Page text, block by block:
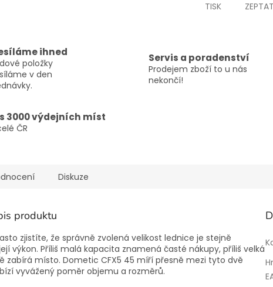
TISK
ihned
položky
v den
Servis a poradenství
Prodejem zboží to u nás
nekončí!
3000 výdejních míst
ČR
Diskuze
produktu
zjistíte, že správně zvolená velikost lednice je stejně
výkon. Příliš malá kapacita znamená časté nákupy, příliš velká
zabírá místo. Dometic CFX5 45 míří přesně mezi tyto dvě
vyvážený poměr objemu a rozměrů.